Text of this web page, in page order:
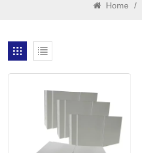
Home /